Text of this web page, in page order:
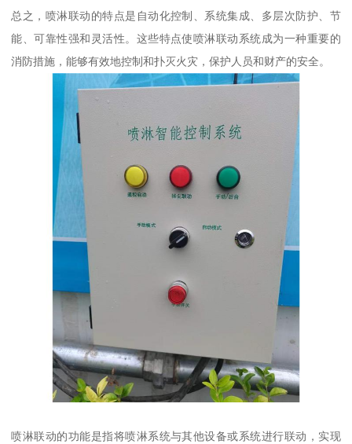
总之，喷淋联动的特点是自动化控制、系统集成、多层次防护、节
能、可靠性强和灵活性。这些特点使喷淋联动系统成为一种重要的
消防措施，能够有效地控制和扑灭火灾，保护人员和财产的安全。
喷淋联动的功能是指将喷淋系统与其他设备或系统进行联动，实现